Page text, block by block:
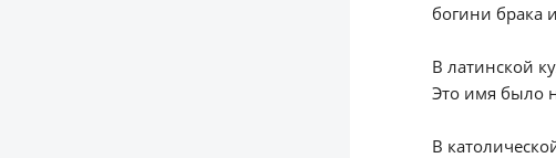
богини брака
В латинской
Это имя было
В